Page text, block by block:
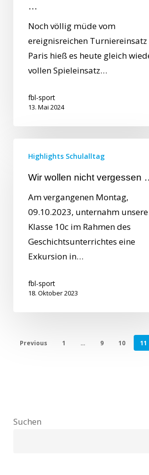
…
Noch völlig müde vom
ereignisreichen Turniereinsatz
Paris hieß es heute gleich
vollen Spieleinsatz…
fbl-sport
13. Mai 2024
Highlights Schulalltag
Wir wollen nicht vergessen
Am vergangenen Montag,
09.10.2023, unternahm unsere
Klasse 10c im Rahmen des
Geschichtsunterrichtes eine
Exkursion in…
fbl-sport
18. Oktober 2023
Previous 1 … 9 10 11
Suchen